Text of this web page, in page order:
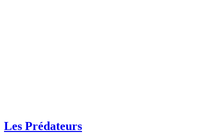
Les Prédateurs